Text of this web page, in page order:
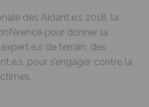
des Aidant.e.s 2018, la
pour donner la
de terrain, des
pour s’engager contre la